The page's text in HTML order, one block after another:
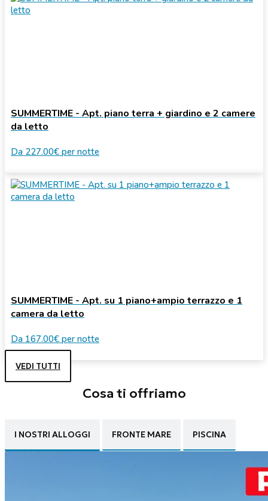
SUMMERTIME - Apt. piano terra + giardino e 2 camere
da letto
Da 227.00€ per notte
SUMMERTIME - Apt. su 1 piano+ampio terrazzo e 1
camera da letto
Da 167.00€ per notte
VEDI TUTTI
Cosa ti offriamo
I NOSTRI ALLOGGI FRONTE MARE PISCINA